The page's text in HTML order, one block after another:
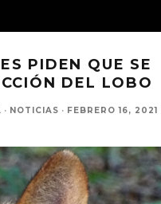
PIDEN QUE SE
DEL LOBO
· NOTICIAS · FEBRERO 16, 2021